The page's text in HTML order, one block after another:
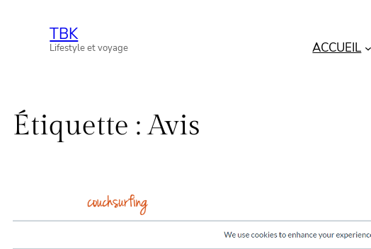
contenu
TBK
Lifestyle et voyage ACCUEIL
Étiquette :Avis